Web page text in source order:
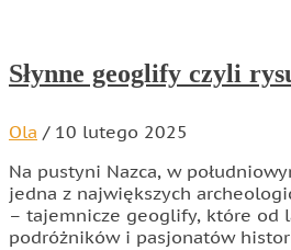
Słynne geoglify czyli
Ola / 10 lutego 2025
Na pustyni Nazca, w
jedna z największych
– tajemnicze geoglify, które od
podróżników i pasjonatów